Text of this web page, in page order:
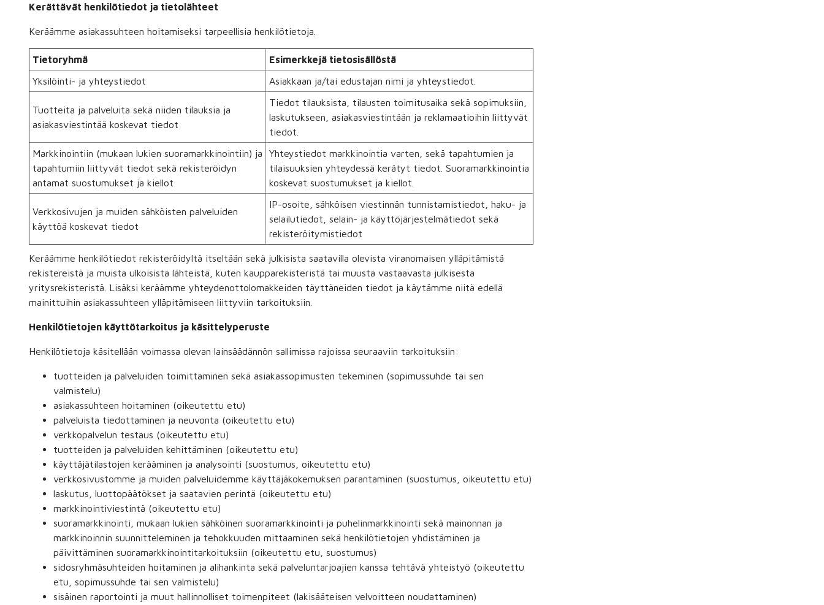
Kerättävät henkilötiedot ja tietolähteet
Keräämme asiakassuhteen hoitamiseksi tarpeellisia henkilötietoja.
Tietoryhmä
Esimerkkejä tietosisällöstä
Yksilöinti- ja yhteystiedot
Asiakkaan ja/tai edustajan nimi ja yhteystiedot.
Tuotteita ja palveluita sekä niiden tilauksia ja
asiakasviestintää koskevat tiedot
Tiedot tilauksista, tilausten toimitusaika sekä sopimuksiin,
laskutukseen, asiakasviestintään ja reklamaatioihin liittyvät
tiedot.
Markkinointiin (mukaan lukien suoramarkkinointiin) ja
tapahtumiin liittyvät tiedot sekä rekisteröidyn
antamat suostumukset ja kiellot
Yhteystiedot markkinointia varten, sekä tapahtumien ja
tilaisuuksien yhteydessä kerätyt tiedot. Suoramarkkinointia
koskevat suostumukset ja kiellot.
Verkkosivujen ja muiden sähköisten palveluiden
käyttöä koskevat tiedot
IP-osoite, sähköisen viestinnän tunnistamistiedot, haku- ja
selailutiedot, selain- ja käyttöjärjestelmätiedot sekä
rekisteröitymistiedot
Keräämme henkilötiedot rekisteröidyltä itseltään sekä julkisista saatavilla olevista viranomaisen ylläpitämistä
rekistereistä ja muista ulkoisista lähteistä, kuten kaupparekisteristä tai muusta vastaavasta julkisesta
yritysrekisteristä. Lisäksi keräämme yhteydenottolomakkeiden täyttäneiden tiedot ja käytämme niitä edellä
mainittuihin asiakassuhteen ylläpitämiseen liittyviin tarkoituksiin.
Henkilötietojen käyttötarkoitus ja käsittelyperuste
Henkilötietoja käsitellään voimassa olevan lainsäädännön sallimissa rajoissa seuraaviin tarkoituksiin:
tuotteiden ja palveluiden toimittaminen sekä asiakassopimusten tekeminen (sopimussuhde tai sen
valmistelu)
asiakassuhteen hoitaminen (oikeutettu etu)
palveluista tiedottaminen ja neuvonta (oikeutettu etu)
verkkopalvelun testaus (oikeutettu etu)
tuotteiden ja palveluiden kehittäminen (oikeutettu etu)
käyttäjätilastojen kerääminen ja analysointi (suostumus, oikeutettu etu)
verkkosivustomme ja muiden palveluidemme käyttäjäkokemuksen parantaminen (suostumus, oikeutettu etu)
laskutus, luottopäätökset ja saatavien perintä (oikeutettu etu)
markkinointiviestintä (oikeutettu etu)
suoramarkkinointi, mukaan lukien sähköinen suoramarkkinointi ja puhelinmarkkinointi sekä mainonnan ja
markkinoinnin suunnitteleminen ja tehokkuuden mittaaminen sekä henkilötietojen yhdistäminen ja
päivittäminen suoramarkkinointitarkoituksiin (oikeutettu etu, suostumus)
sidosryhmäsuhteiden hoitaminen ja alihankinta sekä palveluntarjoajien kanssa tehtävä yhteistyö (oikeutettu
etu, sopimussuhde tai sen valmistelu)
sisäinen raportointi ja muut hallinnolliset toimenpiteet (lakisääteisen velvoitteen noudattaminen)